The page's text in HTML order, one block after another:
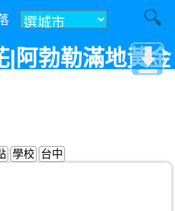
|阿勃勒滿地黃金
學校 台中